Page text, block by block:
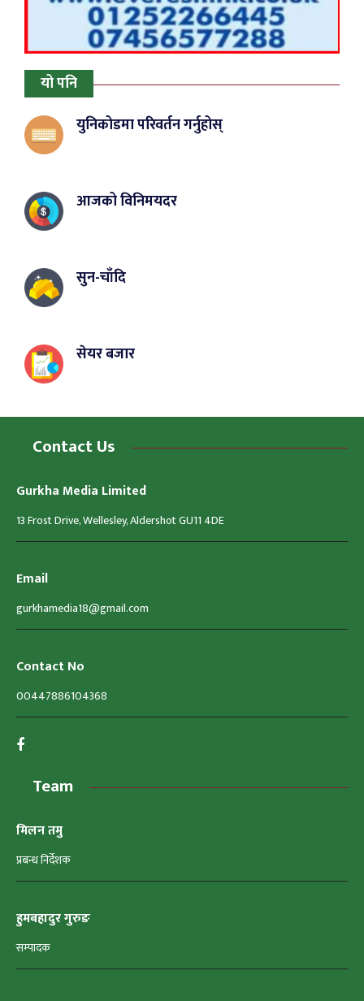
यो पनि
युनिकोडमा परिवर्तन गर्नुहोस्
आजको विनिमयदर
सुन-चाँदि
सेयर बजार
Contact Us
Gurkha Media Limited
13 Frost Drive, Wellesley, Aldershot GU11 4DE
Email
gurkhamedia18@gmail.com
Contact No
00447886104368
Team
मिलन तमु
प्रबन्ध निर्देशक
हुमबहादुर गुरुङ
सम्पादक